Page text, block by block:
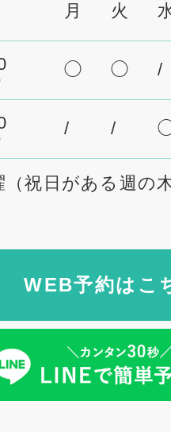
月 火
◯ ◯ /
/ /
（祝日がある週の
WEB予約はこ